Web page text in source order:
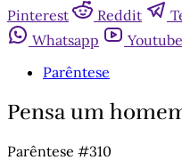
Pinterest
Reddit
Whatsapp
Youtube
Parêntese
Pensa um
Parêntese #310